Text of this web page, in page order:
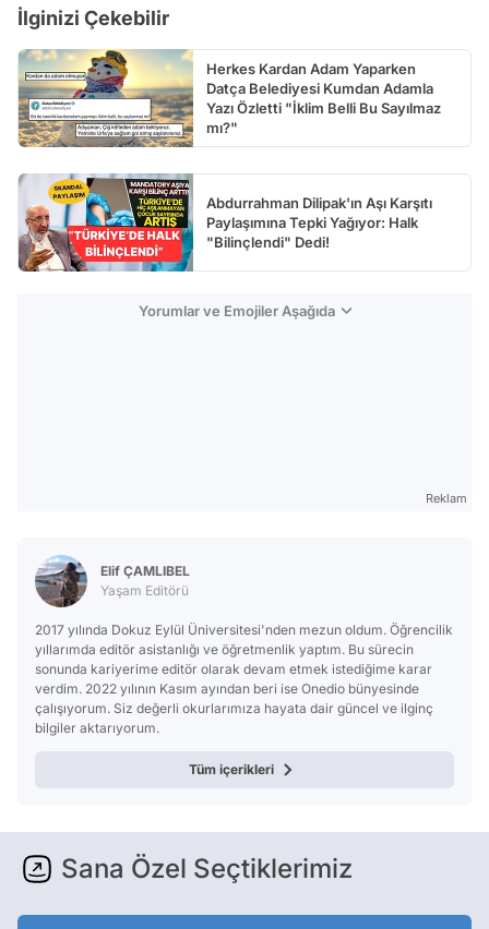
İlginizi Çekebilir
Herkes Kardan Adam Yaparken
Datça Belediyesi Kumdan Adamla
Yazı Özletti "İklim Belli Bu Sayılmaz
mı?"
Abdurrahman Dilipak'ın Aşı Karşıtı
Paylaşımına Tepki Yağıyor: Halk
"Bilinçlendi" Dedi!
Yorumlar ve Emojiler Aşağıda
Reklam
Elif ÇAMLIBEL
Yaşam Editörü
2017 yılında Dokuz Eylül Üniversitesi'nden mezun oldum. Öğrencilik
yıllarımda editör asistanlığı ve öğretmenlik yaptım. Bu sürecin
sonunda kariyerime editör olarak devam etmek istediğime karar
verdim. 2022 yılının Kasım ayından beri ise Onedio bünyesinde
çalışıyorum. Siz değerli okurlarımıza hayata dair güncel ve ilginç
bilgiler aktarıyorum.
Tüm içerikleri
Sana Özel Seçtiklerimiz